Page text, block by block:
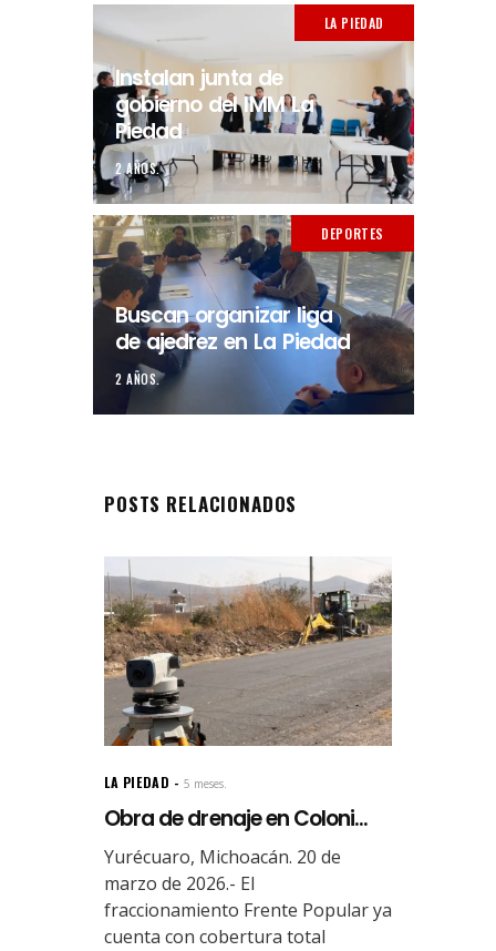
LA PIEDAD
Instalan junta de
gobierno del IMM La
Piedad
2 AÑOS.
DEPORTES
Buscan organizar liga
de ajedrez en La Piedad
2 AÑOS.
POSTS RELACIONADOS
LA PIEDAD 5 meses.
Obra de drenaje en Coloni...
Yurécuaro, Michoacán. 20 de
marzo de 2026.- El
fraccionamiento Frente Popular ya
cuenta con cobertura total